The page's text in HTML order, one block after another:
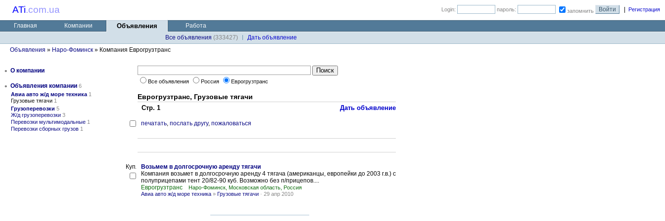
ATi.com.ua Login: пароль: запомнить Регистрация
Главная Компании Объявления
Работа
Все объявления (333427)
Дaть объявление
Объявления » Наро-Фоминск » Компания Еврогрузтранс
• О компании
• Объявления компании 6
Авиа авто ж/д море техника 1
Грузовые тягачи 1
Грузоперевозки 5
Ж/д грузоперевозки 3
Перевозки мультимодальные 1
Перевозки сборных грузов 1
Все объявления Россия Еврогрузтранс
Еврогрузтранс, Грузовые тягачи
Стр. 1 Дать объявление
печатать, послать другу, пожаловаться
Возьмем в долгосрочную аренду тягачи
Компания возьмет в долгосрочную аренду 4 тягача (американцы, европейки до 2003 г.в.) с
полуприцепами тент 20/82-90 куб. Возможно без п/прицепов....
Еврогрузтранс
Наро-Фоминск, Московская область, Россия
Авиа авто ж/д море техника » Грузовые тягачи - 29 апр 2010